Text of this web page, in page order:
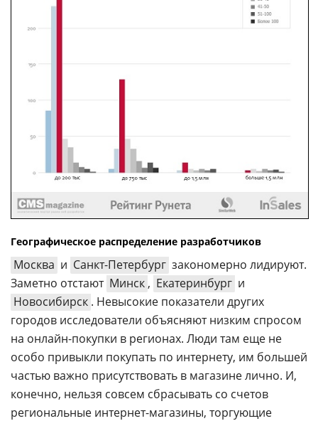
Географическое распределение разработчиков
Москва и Санкт-Петербург закономерно лидируют.
Заметно отстают Минск , Екатеринбург и
Новосибирск . Невысокие показатели других
городов исследователи объясняют низким спросом
на онлайн-покупки в регионах. Люди там еще не
особо привыкли покупать по интернету, им большей
частью важно присутствовать в магазине лично. И,
конечно, нельзя совсем сбрасывать со счетов
региональные интернет-магазины, торгующие